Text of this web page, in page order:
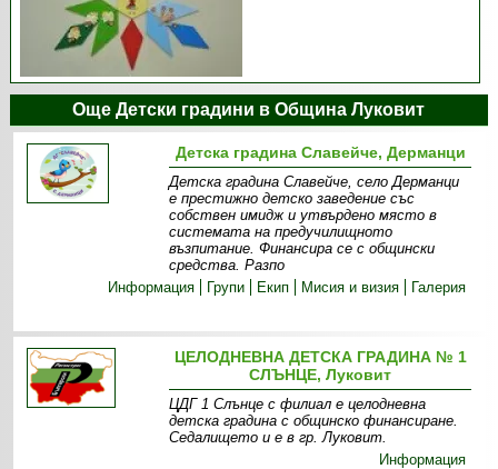
Още Детски градини в Община Луковит
Детска градина Славейче, Дерманци
Детска градина Славейче, село Дерманци
е престижно детско заведение със
собствен имидж и утвърдено място в
системата на предучилищното
възпитание. Финансира се с общински
средства. Разпо
Информация
Групи Екип Мисия и визия Галерия
ЦЕЛОДНЕВНА ДЕТСКА ГРАДИНА № 1
СЛЪНЦЕ, Луковит
ЦДГ 1 Слънце с филиал е целодневна
детска градина с общинско финансиране.
Седалището и е в гр. Луковит.
Информация